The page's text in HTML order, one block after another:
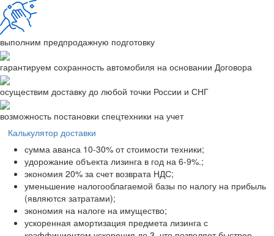
выполним предпродажную подготовку
гарантируем сохранность автомобиля на основании Договора
осуществим доставку до любой точки России и СНГ
возможность постановки спецтехники на учет
Калькулятор доставки
сумма аванса 10-30% от стоимости техники;
удорожание объекта лизинга в год на 6-9%.;
экономия 20% за счет возврата НДС;
уменьшение налогооблагаемой базы по налогу на прибыль
(являются затратами);
экономия на налоге на имущество;
ускоренная амортизация предмета лизинга с